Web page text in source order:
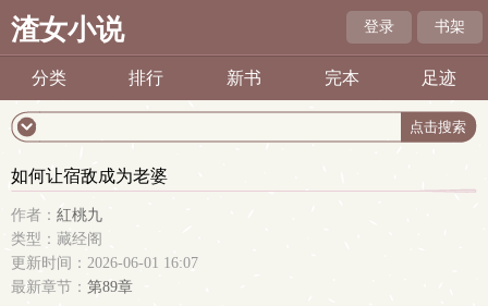
渣女小说 登录 书架
分类 排行 新书 完本 足迹
如何让宿敌成为老婆
作者： 紅桃九
类型：藏经阁
更新时间：2026-06-01 16:07
最新章节： 第89章